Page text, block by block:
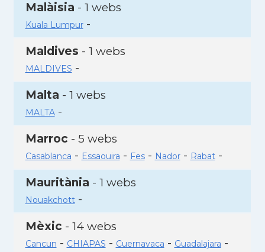
Malàisia - 1 webs
Kuala Lumpur-
Maldives - 1 webs
MALDIVES -
Malta - 1 webs
MALTA-
Marroc - 5 webs
Casablanca - Essaouira - Fes- Nador- Rabat-
Mauritània - 1 webs
Nouakchott-
Mèxic - 14 webs
Cancun - CHIAPAS - Cuernavaca - Guadalajara -